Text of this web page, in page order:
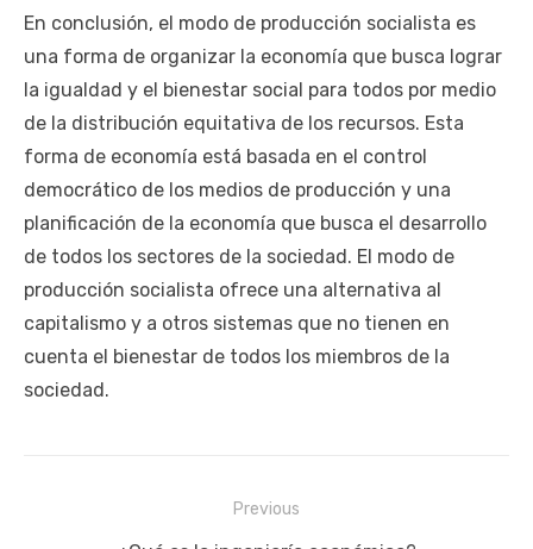
En conclusión, el modo de producción socialista es
una forma de organizar la economía que busca lograr
la igualdad y el bienestar social para todos por medio
de la distribución equitativa de los recursos. Esta
forma de economía está basada en el control
democrático de los medios de producción y una
planificación de la economía que busca el desarrollo
de todos los sectores de la sociedad. El modo de
producción socialista ofrece una alternativa al
capitalismo y a otros sistemas que no tienen en
cuenta el bienestar de todos los miembros de la
sociedad.
Previous